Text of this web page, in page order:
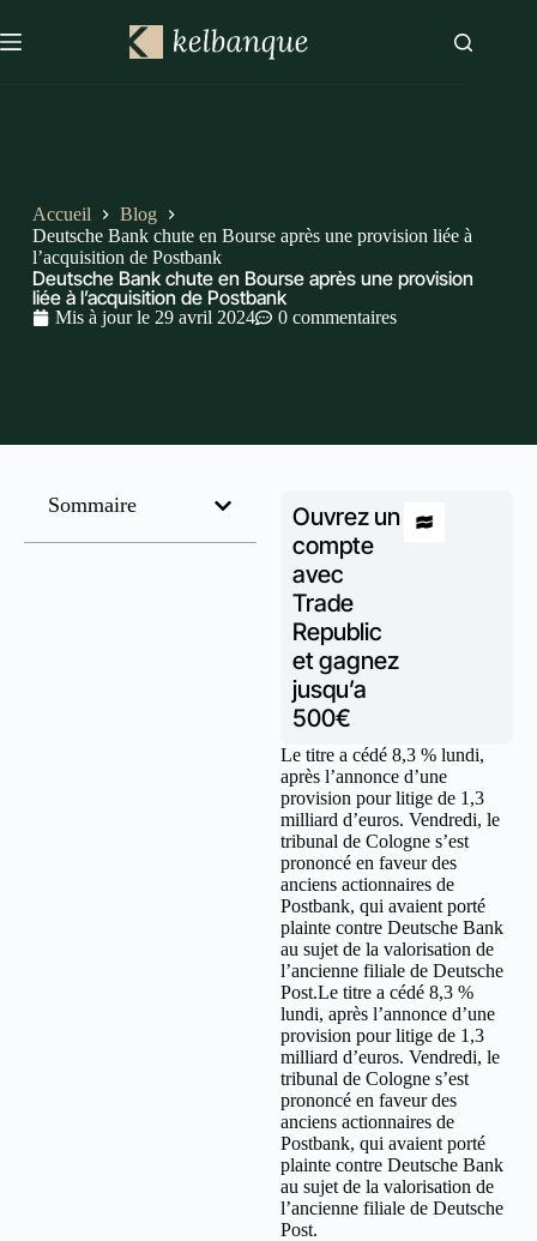
Accueil
Blog
Deutsche Bank chute en Bourse après une provision liée à
l’acquisition de Postbank
Deutsche Bank chute en Bourse après une provision
liée à l’acquisition de Postbank
Mis à jour le 29 avril 2024 0 commentaires
Sommaire
Ouvrez un
compte
avec
Trade
Republic
et gagnez
jusqu’a
500€
Le titre a cédé 8,3 % lundi,
après l’annonce d’une
provision pour litige de 1,3
milliard d’euros. Vendredi, le
tribunal de Cologne s’est
prononcé en faveur des
anciens actionnaires de
Postbank, qui avaient porté
plainte contre Deutsche Bank
au sujet de la valorisation de
l’ancienne filiale de Deutsche
Post.Le titre a cédé 8,3 %
lundi, après l’annonce d’une
provision pour litige de 1,3
milliard d’euros. Vendredi, le
tribunal de Cologne s’est
prononcé en faveur des
anciens actionnaires de
Postbank, qui avaient porté
plainte contre Deutsche Bank
au sujet de la valorisation de
l’ancienne filiale de Deutsche
Post.